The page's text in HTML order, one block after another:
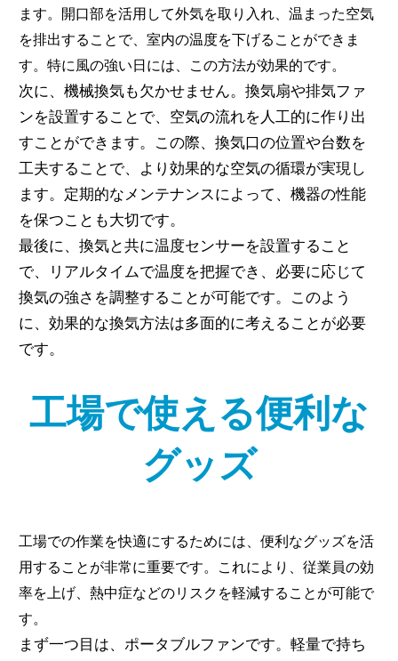
ます。開口部を活用して外気を取り入れ、温まった空気
を排出することで、室内の温度を下げることができま
す。特に風の強い日には、この方法が効果的です。
次に、機械換気も欠かせません。換気扇や排気ファ
ンを設置することで、空気の流れを人工的に作り出
すことができます。この際、換気口の位置や台数を
工夫することで、より効果的な空気の循環が実現し
ます。定期的なメンテナンスによって、機器の性能
を保つことも大切です。
最後に、換気と共に温度センサーを設置すること
で、リアルタイムで温度を把握でき、必要に応じて
換気の強さを調整することが可能です。このよう
に、効果的な換気方法は多面的に考えることが必要
です。
工場で使える便利な
グッズ
工場での作業を快適にするためには、便利なグッズを活
用することが非常に重要です。これにより、従業員の効
率を上げ、熱中症などのリスクを軽減することが可能で
す。
まず一つ目は、ポータブルファンです。軽量で持ち